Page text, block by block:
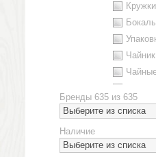
Эко
Бренды 635 из 635
Выберите из списка
Наличие
Выберите из списка